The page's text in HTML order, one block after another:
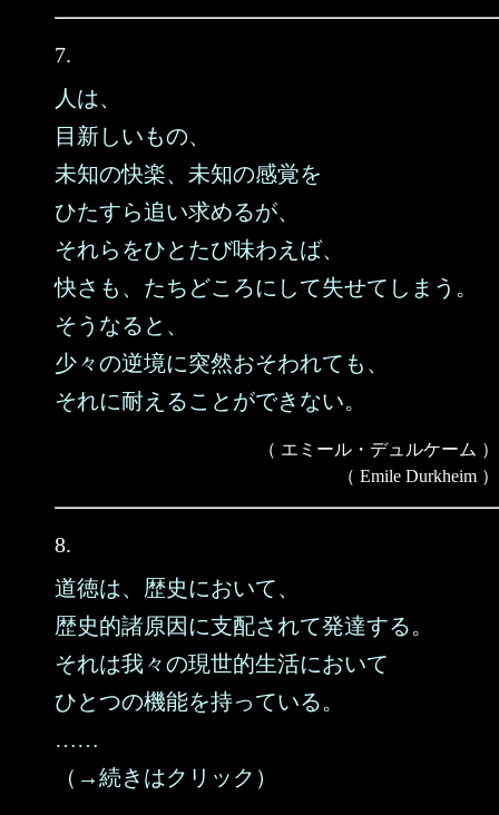
7.
人は、
目新しいもの、
未知の快楽、未知の感覚を
ひたすら追い求めるが、
それらをひとたび味わえば、
快さも、たちどころにして失せてしまう。
そうなると、
少々の逆境に突然おそわれても、
それに耐えることができない。
（ エミール・デュルケーム ）
（ Emile Durkheim ）
8.
道徳は、歴史において、
歴史的諸原因に支配されて発達する。
それは我々の現世的生活において
ひとつの機能を持っている。
……
（→続きはクリック）